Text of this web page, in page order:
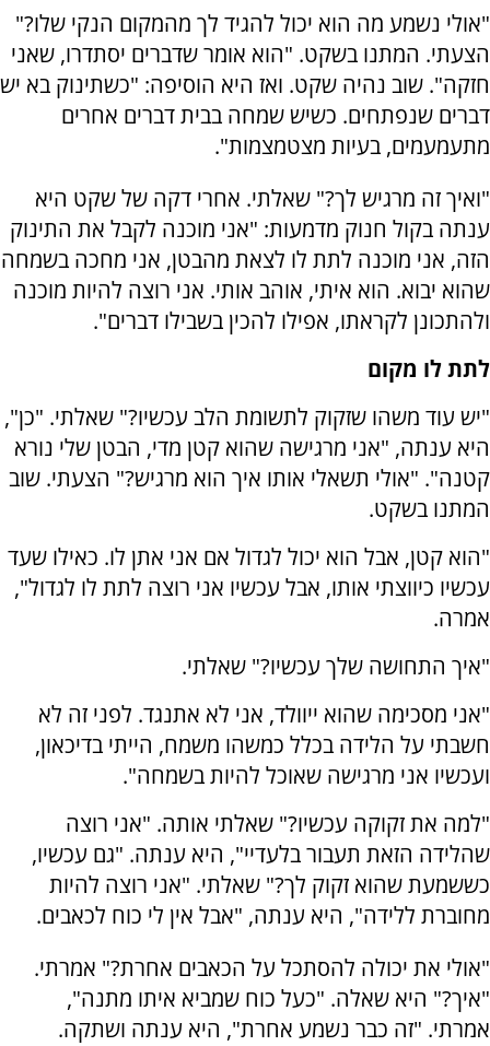
"אולי נשמע מה הוא יכול להגיד לך מהמקום הנקי שלו?"
הצעתי. המתנו בשקט. "הוא אומר שדברים יסתדרו, שאני
חזקה". שוב נהיה שקט. ואז היא הוסיפה: "כשתינוק בא יש
דברים שנפתחים. כשיש שמחה בבית דברים אחרים
מתעמעמים, בעיות מצטמצמות".
"ואיך זה מרגיש לך?" שאלתי. אחרי דקה של שקט היא
ענתה בקול חנוק מדמעות: "אני מוכנה לקבל את התינוק
הזה, אני מוכנה לתת לו לצאת מהבטן, אני מחכה בשמחה
שהוא יבוא. הוא איתי, אוהב אותי. אני רוצה להיות מוכנה
ולהתכונן לקראתו, אפילו להכין בשבילו דברים".
לתת לו מקום
"יש עוד משהו שזקוק לתשומת הלב עכשיו?" שאלתי. "כן",
היא ענתה, "אני מרגישה שהוא קטן מדי, הבטן שלי נורא
קטנה". "אולי תשאלי אותו איך הוא מרגיש?" הצעתי. שוב
המתנו בשקט.
"הוא קטן, אבל הוא יכול לגדול אם אני אתן לו. כאילו שעד
עכשיו כיווצתי אותו, אבל עכשיו אני רוצה לתת לו לגדול",
אמרה.
"איך התחושה שלך עכשיו?" שאלתי.
"אני מסכימה שהוא ייוולד, אני לא אתנגד. לפני זה לא
חשבתי על הלידה בכלל כמשהו משמח, הייתי בדיכאון,
ועכשיו אני מרגישה שאוכל להיות בשמחה".
"למה את זקוקה עכשיו?" שאלתי אותה. "אני רוצה
שהלידה הזאת תעבור בלעדיי", היא ענתה. "גם עכשיו,
כששמעת שהוא זקוק לך?" שאלתי. "אני רוצה להיות
מחוברת ללידה", היא ענתה, "אבל אין לי כוח לכאבים.
"אולי את יכולה להסתכל על הכאבים אחרת?" אמרתי.
"איך?" היא שאלה. "כעל כוח שמביא איתו מתנה",
אמרתי. "זה כבר נשמע אחרת", היא ענתה ושתקה.